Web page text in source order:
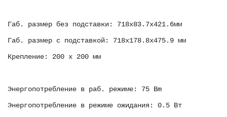
Габ. размер без подставки: 718х83.7х421.6мм
Габ. размер с подставкой: 718x178.8x475.9 мм
Крепление: 200 x 200 мм
Энергопотребление в раб. режиме: 75 Bm
Энергопотребление в режиме ожидания: 0.5 Вт